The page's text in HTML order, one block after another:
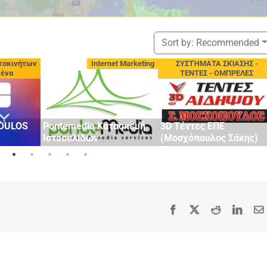
Sort by: Recommended
Internet Marketing
Pontemedia Κατασκευή
Ιστοσελίδων
ΣΥΣΤΉΜΑΤΑ ΣΚΊΑΣΗΣ -
ΤΕΝΤΕΣ - ΟΜΠΡΕΛΕΣ
3D Τέντες ΕΠΕ
(Μοσχόπουλος Σάκης)
Facebook Reddit